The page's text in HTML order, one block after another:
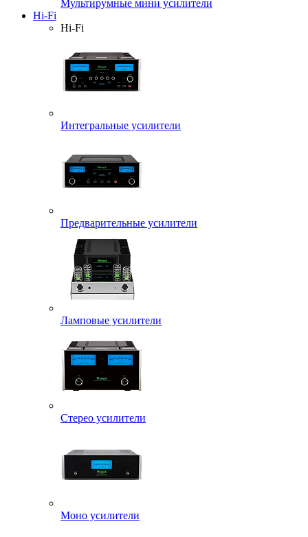
Мультирумные мини усилители
Hi-Fi
Hi-Fi
Интегральные усилители
Предварительные усилители
Ламповые усилители
Стерео усилители
Моно усилители